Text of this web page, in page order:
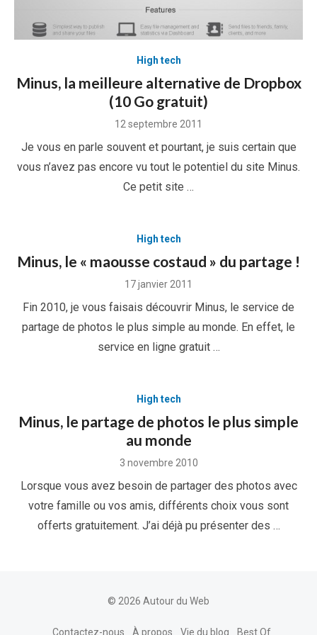
High tech
Minus, la meilleure alternative de Dropbox
(10 Go gratuit)
Posted
12 septembre 2011
Je vous en parle souvent et pourtant, je suis certain que
vous n’avez pas encore vu tout le potentiel du site Minus.
Ce petit site …
High tech
Minus, le « maousse costaud » du partage !
Posted
17 janvier 2011
Fin 2010, je vous faisais découvrir Minus, le service de
partage de photos le plus simple au monde. En effet, le
service en ligne gratuit …
High tech
Minus, le partage de photos le plus simple
au monde
Posted
3 novembre 2010
Lorsque vous avez besoin de partager des photos avec
votre famille ou vos amis, différents choix vous sont
offerts gratuitement. J’ai déjà pu présenter des …
© 2026 Autour du Web
Contactez-nous À propos Vie du blog Best Of